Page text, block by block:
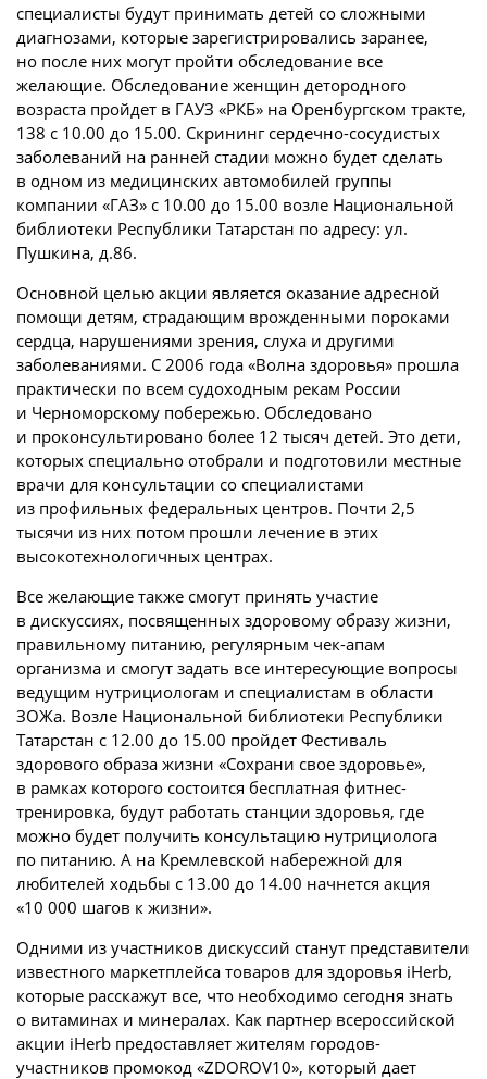
специалисты будут принимать детей со сложными
диагнозами, которые зарегистрировались заранее,
но после них могут пройти обследование все
желающие. Обследование женщин детородного
возраста пройдет в ГАУЗ «РКБ» на Оренбургском тракте,
138 с 10.00 до 15.00. Скрининг сердечно-сосудистых
заболеваний на ранней стадии можно будет сделать
в одном из медицинских автомобилей группы
компании «ГАЗ» с 10.00 до 15.00 возле Национальной
библиотеки Республики Татарстан по адресу: ул.
Пушкина, д.86.
Основной целью акции является оказание адресной
помощи детям, страдающим врожденными пороками
сердца, нарушениями зрения, слуха и другими
заболеваниями. С 2006 года «Волна здоровья» прошла
практически по всем судоходным рекам России
и Черноморскому побережью. Обследовано
и проконсультировано более 12 тысяч детей. Это дети,
которых специально отобрали и подготовили местные
врачи для консультации со специалистами
из профильных федеральных центров. Почти 2,5
тысячи из них потом прошли лечение в этих
высокотехнологичных центрах.
Все желающие также смогут принять участие
в дискуссиях, посвященных здоровому образу жизни,
правильному питанию, регулярным чек-апам
организма и смогут задать все интересующие вопросы
ведущим нутрициологам и специалистам в области
ЗОЖа. Возле Национальной библиотеки Республики
Татарстан с 12.00 до 15.00 пройдет Фестиваль
здорового образа жизни «Сохрани свое здоровье»,
в рамках которого состоится бесплатная фитнес-
тренировка, будут работать станции здоровья, где
можно будет получить консультацию нутрициолога
по питанию. А на Кремлевской набережной для
любителей ходьбы с 13.00 до 14.00 начнется акция
«10 000 шагов к жизни».
Одними из участников дискуссий станут представители
известного маркетплейса товаров для здоровья iHerb,
которые расскажут все, что необходимо сегодня знать
о витаминах и минералах. Как партнер всероссийской
акции iHerb предоставляет жителям городов-
участников промокод «ZDOROV10», который дает